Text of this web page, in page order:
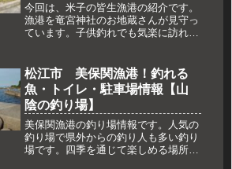
今回は、米子の皆生漁港の紹介です。
漁港を竜宮神社のお地蔵さんが見守っ
ています。子供釣れでも気楽に訪れる
いので穏やかです。駐車場には、海を
眺めながら休憩するドライバーもいま
す。...
松江市 美保関漁港！釣れる
魚・トイレ・駐車場情報【山
陰の釣り場】
美保関漁港の釣り場情報です。人気の
釣り場で県外からの釣り人も多い釣り
場です。四季を通じて楽しめる場所で